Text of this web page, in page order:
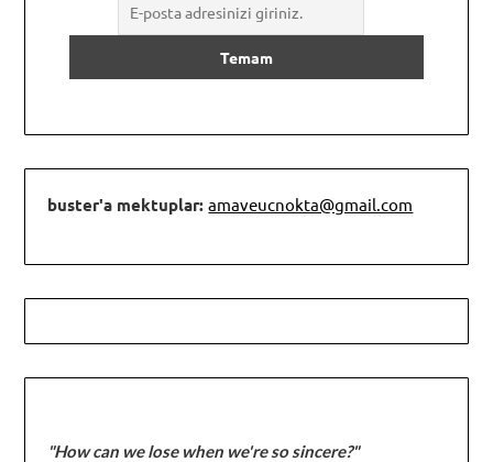
buster'a mektuplar:amaveucnokta@gmail.com
"How can we lose when we're so sincere?"